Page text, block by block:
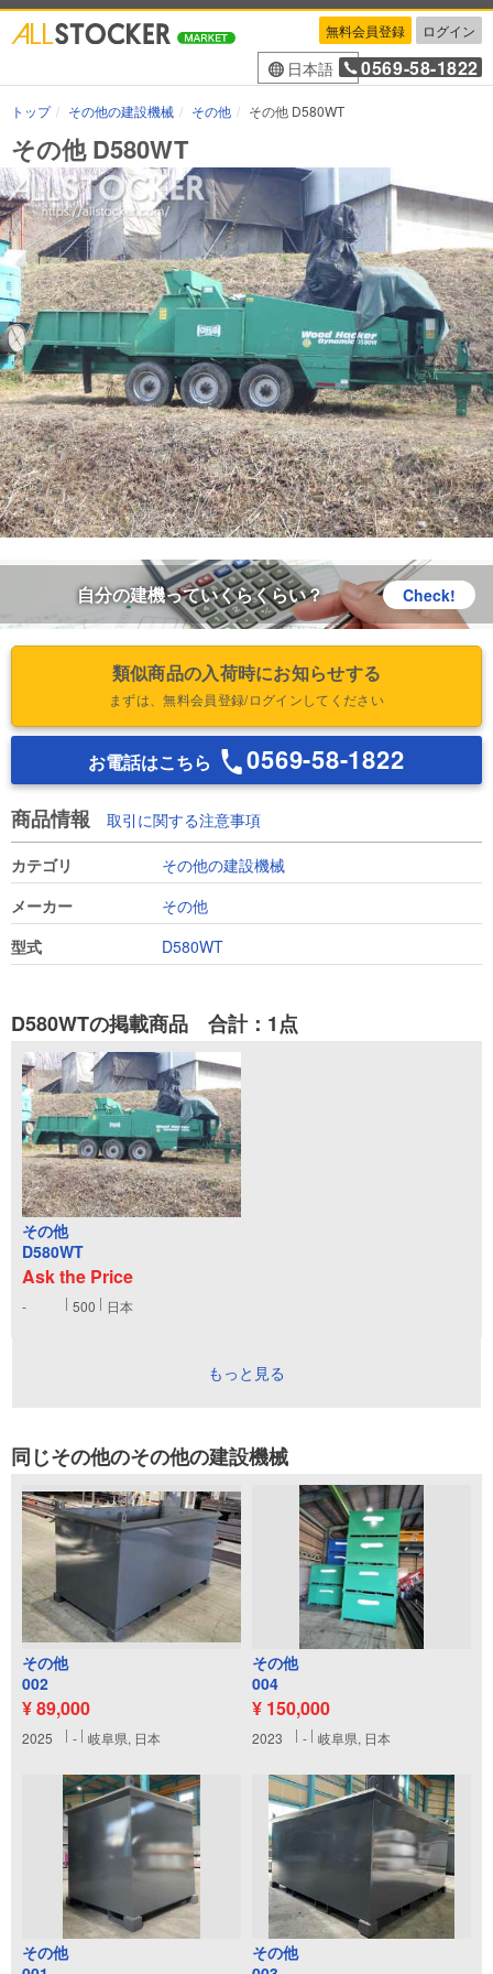
無料会員登録 ログイン
日本語 0569-58-1822
トップ その他の建設機械 その他 その他 D580WT
その他 D580WT
自分の建機っていくらくらい？ Check!
類似商品の入荷時にお知らせする
まずは、無料会員登録/ログインしてください
お電話はこちら 0569-58-1822
商品情報 取引に関する注意事項
カテゴリ
その他の建設機械
メーカー
その他
型式
D580WT
D580WTの掲載商品 合計：1点
その他
D580WT
Ask the Price
- 500 日本
もっと見る
同じその他のその他の建設機械
その他
002
¥ 89,000
2025 - 岐阜県, 日本
その他
004
¥ 150,000
2023 - 岐阜県, 日本
その他
その他